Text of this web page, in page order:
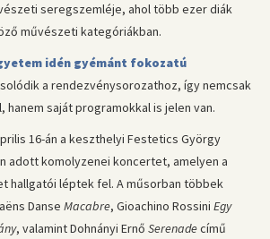
seregszemléje, ahol több ezer diák
művészeti kategóriákban.
idén gyémánt fokozatú
a rendezvénysorozathoz, így nemcsak
hanem saját programokkal is jelen van.
16-án a keszthelyi Festetics György
adott komolyzenei koncertet, amelyen a
hallgatói léptek fel. A műsorban többek
Danse Macabre, Gioachino Rossini Egy
, valamint Dohnányi Ernő Serenadecímű